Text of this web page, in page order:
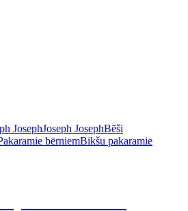
JosephJoseph JosephBēši
bērniemBikšu pakaramie